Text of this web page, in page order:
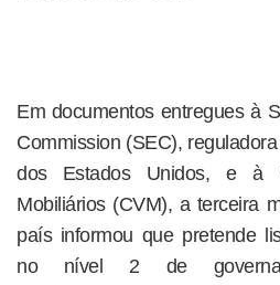
Em documentos entregues à
Commission (SEC),
dos Estados Unidos, e à
Mobiliários (CVM), a terceira
país informou que pretende
no nível 2 de